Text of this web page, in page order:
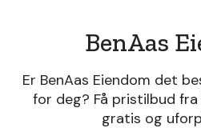
BenAas
Er BenAas Eiendom det
for deg? Få pristilbud
gratis og